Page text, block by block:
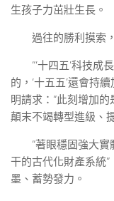
生孩子力茁壯生長。
過往的勝利摸索
“‘十四五’科技
的，‘十五五’還會持
明請求：“此刻增加
顛末不竭轉型進級、
“著眼穩固強大
干的古代化財產系統”
墨、蓄勢發力。